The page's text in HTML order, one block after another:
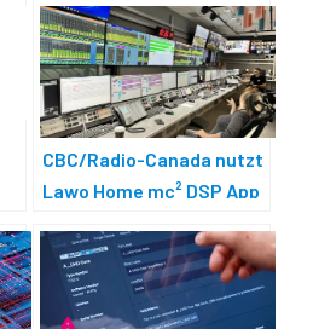
CBC/Radio-Canada nutzt
Lawo Home mc² DSP App